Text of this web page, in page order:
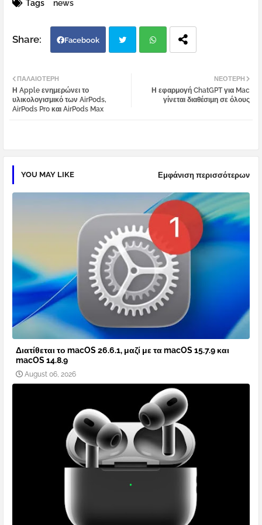
Tags news
Facebook
atsa
ΝΕΌΤΕΡΗ
Η εφαρμογή ChatGPT για Mac
γίνεται διαθέσιμη σε όλους
ΠΑΛΑΙΌΤΕΡΗ
Η Apple ενημερώνει το
υλικολογισμικό των AirPods,
AirPods Pro και AirPods Max
YOU MAY LIKE Εμφάνιση περισσότερων
Διατίθεται το macOS 26.6.1, μαζί με τα macOS 15.7.9 και
macOS 14.8.9
August 06, 2026